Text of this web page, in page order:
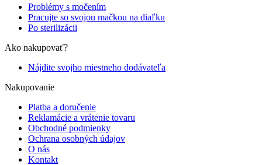
Problémy s močením
Pracujte so svojou mačkou na diaľku
Po sterilizácii
Ako nakupovať?
Nájdite svojho miestneho dodávateľa
Nakupovanie
Platba a doručenie
Reklamácie a vrátenie tovaru
Obchodné podmienky
Ochrana osobných údajov
O nás
Kontakt